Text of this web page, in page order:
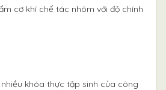
cơ khí chế tác nhôm với độ chính
khóa thực tập sinh của công